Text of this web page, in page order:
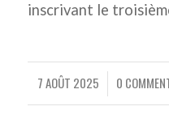
inscrivant le
7 AOÛT 2025
/ 0 /